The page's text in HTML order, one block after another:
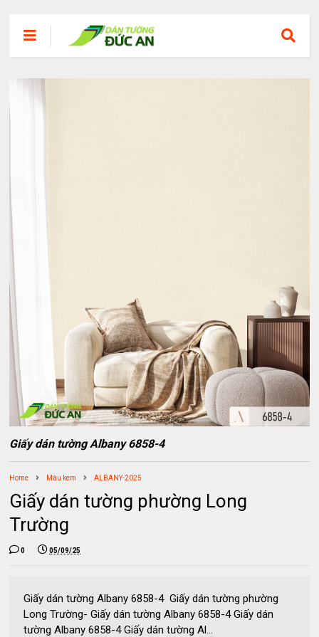
Giấy dán tường Albany 6858-4
Home Màu kem ALBANY-2025
Giấy dán tường phường Long
Trường
0 05/09/25
Giấy dán tường Albany 6858-4 Giấy dán tường phường
Long Trường- Giấy dán tường Albany 6858-4 Giấy dán
tường Albany 6858-4 Giấy dán tường Al...